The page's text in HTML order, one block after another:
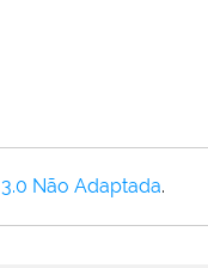
Não Adaptada.